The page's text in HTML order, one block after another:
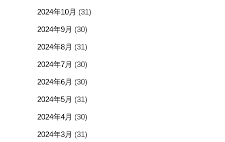
2024年10月 (31)
2024年9月 (30)
2024年8月 (31)
2024年7月 (30)
2024年6月 (30)
2024年5月 (31)
2024年4月 (30)
2024年3月 (31)